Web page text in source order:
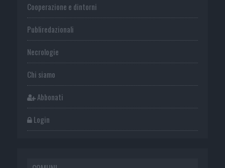
Cooperazione e dintorni
Publiredazionali
Necrologie
Chi siamo
Abbonati
Login